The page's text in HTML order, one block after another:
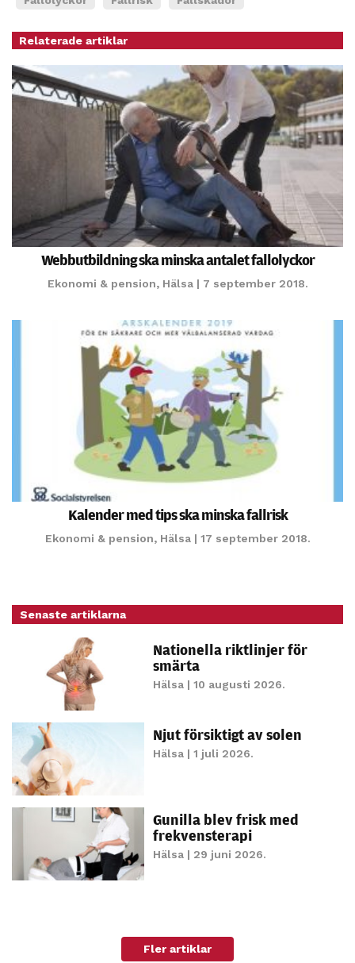
Relaterade artiklar
Webbutbildning ska minska antalet fallolyckor
Ekonomi & pension, Hälsa| 7 september 2018.
Kalender med tips ska minska fallrisk
Ekonomi & pension, Hälsa| 17 september 2018.
Senaste artiklarna
Nationella riktlinjer för
smärta
Hälsa| 10 augusti 2026.
Njut försiktigt av solen
Hälsa| 1 juli 2026.
Gunilla blev frisk med
frekvensterapi
Hälsa| 29 juni 2026.
Fler artiklar